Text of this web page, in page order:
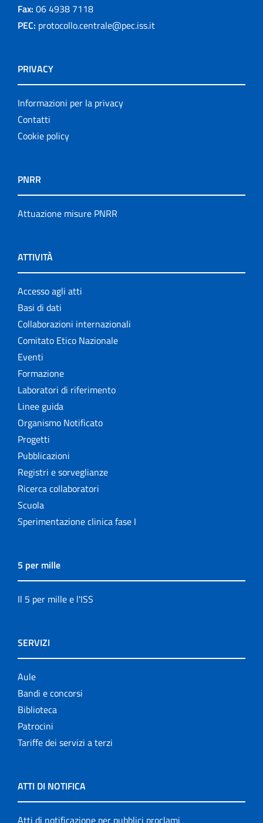
Fax: 06 4938 7118
PEC: protocollo.centrale@pec.iss.it
PRIVACY
Informazioni per la privacy
Contatti
Cookie policy
PNRR
Attuazione misure PNRR
ATTIVITÀ
Accesso agli atti
Basi di dati
Collaborazioni internazionali
Comitato Etico Nazionale
Eventi
Formazione
Laboratori di riferimento
Linee guida
Organismo Notificato
Progetti
Pubblicazioni
Registri e sorveglianze
Ricerca collaboratori
Scuola
Sperimentazione clinica fase I
5 per mille
Il 5 per mille e l'ISS
SERVIZI
Aule
Bandi e concorsi
Biblioteca
Patrocini
Tariffe dei servizi a terzi
ATTI DI NOTIFICA
Atti di notificazione per pubblici proclami